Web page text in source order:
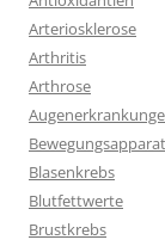
Arteriosklerose
Arthritis
Arthrose
Bewegungsapparat
Blasenkrebs
Blutfettwerte
Brustkrebs